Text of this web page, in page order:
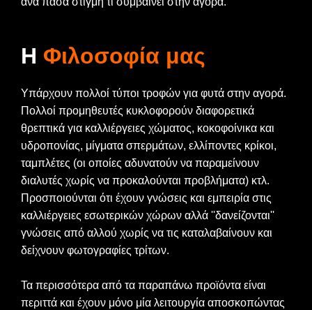
Η Φιλοσοφία μας
Υπάρχουν πολλοί τύποι τροφών για φυτά στην αγορά.
Πολλοί προμηθευτές κυκλοφορούν διαφορετικά
θρεπτικά για καλλιέργειες χώματος, κοκοφοίνικα και
υδροπονίας, μίγματα σπερμάτων, ελλίποντες κρίκοι,
ταμπλέτες (οι οποίες αδυνατούν να παραμείνουν
διαλυτές χωρίς να προκαλούνται προβλήματα) κτλ.
Προσποιούνται ότι έχουν γνώσεις και εμπειρία στις
καλλιέργειες εσωτερικών χώρων αλλά ''δανείζονται''
γνώσεις από αλλού χωρίς να τις καταλαβαίνουν και
δείχνουν φωτογραφίες τρίτων.
Τα περισσότερα από τα παραπάνω προϊόντα είναι
περιττά και έχουν μόνο μία λειτουργία αποσκοπώντας